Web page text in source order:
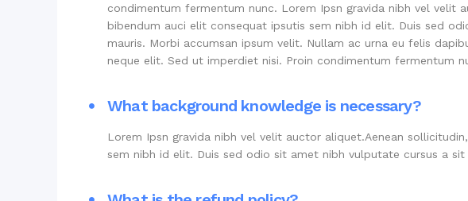
condimentum fermentum nunc. Lorem Ipsn gravida nibh vel velit
bibendum auci elit consequat ipsutis sem nibh id elit. Duis sed
mauris. Morbi accumsan ipsum velit. Nullam ac urna eu felis
neque elit. Sed ut imperdiet nisi. Proin condimentum fermentum
What background knowledge is necessary?
Lorem Ipsn gravida nibh vel velit auctor aliquet.Aenean
sem nibh id elit. Duis sed odio sit amet nibh vulputate cursus a